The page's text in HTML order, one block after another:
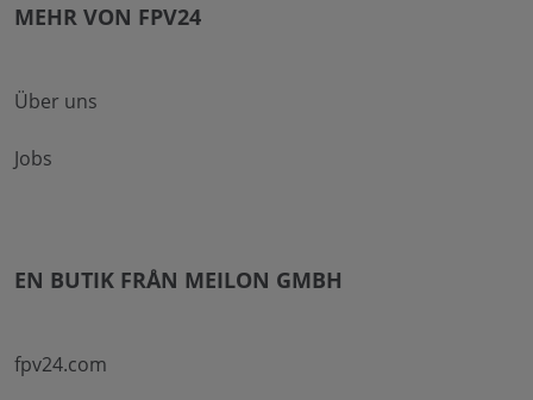
MEHR VON FPV24
Über uns
Jobs
EN BUTIK FRÅN MEILON GMBH
fpv24.com